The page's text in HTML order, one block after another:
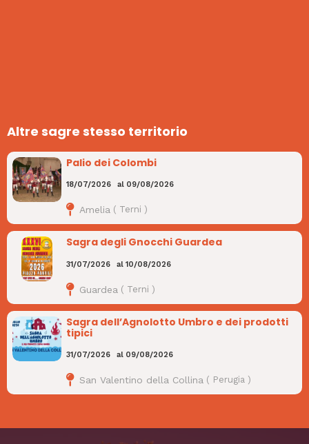
Altre sagre stesso territorio
Palio dei Colombi
18/07/2026 al 09/08/2026
Amelia ( Terni )
Sagra degli Gnocchi Guardea
31/07/2026 al 10/08/2026
Guardea ( Terni )
Sagra dell’Agnolotto Umbro e dei prodotti
tipici
31/07/2026 al 09/08/2026
San Valentino della Collina ( Perugia)